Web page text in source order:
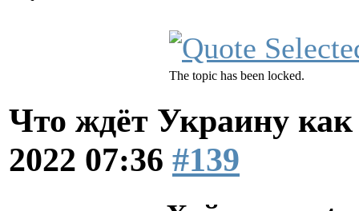
The topic has been locked.
Что ждёт Украину как
2022 07:36 #139